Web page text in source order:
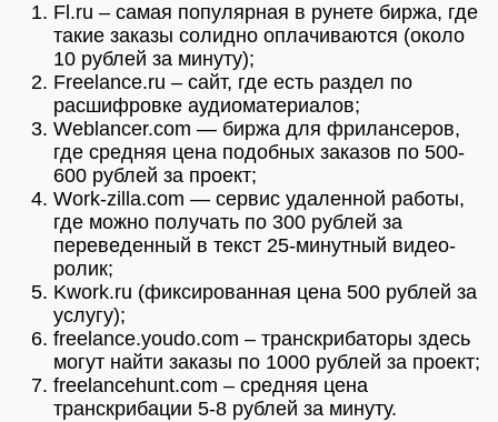
Fl.ru – самая популярная в рунете биржа, где
такие заказы солидно оплачиваются (около
10 рублей за минуту);
Freelance.ru – сайт, где есть раздел по
расшифровке аудиоматериалов;
Weblancer.com — биржа для фрилансеров,
где средняя цена подобных заказов по 500-
600 рублей за проект;
Work-zilla.com — сервис удаленной работы,
где можно получать по 300 рублей за
переведенный в текст 25-минутный видео-
ролик;
Kwork.ru (фиксированная цена 500 рублей за
услугу);
freelance.youdo.com – транскрибаторы здесь
могут найти заказы по 1000 рублей за проект;
freelancehunt.com – средняя цена
транскрибации 5-8 рублей за минуту.